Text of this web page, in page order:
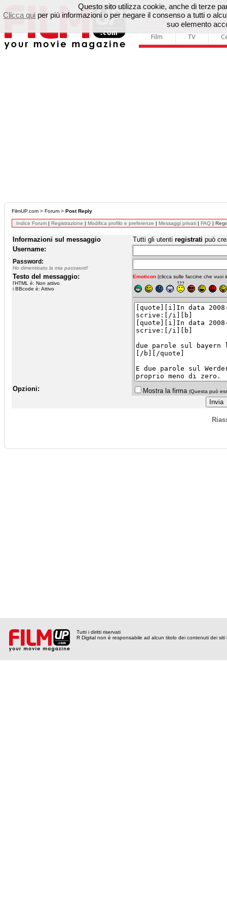
Film TV
FilmUP.com > Forum > Post Reply
Indice Forum | Registrazione | Modifica profilo e preferenze | Messaggi privati | FAQ |
Informazioni sul messaggio Tutti gli utenti registrati può
Username:
Password:
Ho dimenticato la mia password!
Testo del messaggio:
l'HTML è: Non attivo
i BBcode è: Attivo
Emoticon (clicca sulle faccine che vuoi
Opzioni: Mostra la firma (Questa può
Tutti i diritti riservati
R Digital non è responsabile ad alcun titolo dei contenuti dei siti
Questo sito utilizza cookie, anche di terze
Clicca qui per più informazioni o per negare il consenso a tutti o
suo elemento